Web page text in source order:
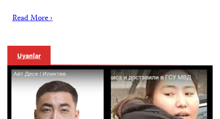
Read More ›
Uyarılar